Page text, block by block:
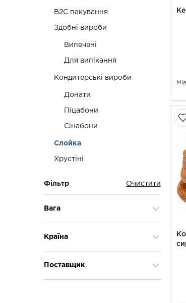
B2C пакування
Здобні вироби
Випечені
Для випікання
Кондитерські вироби
Донати
Піцабони
Сінабони
Слойка
Хрустіні
Фільтр
Вага
Менше 50 г
Країна
Україна
Поставщик